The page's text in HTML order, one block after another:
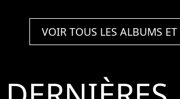
VOIR TOUS LES ALBUMS ET